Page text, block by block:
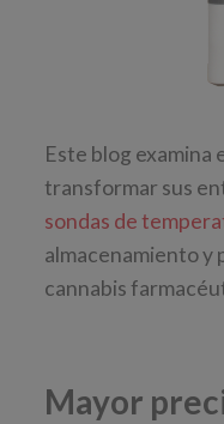
Este blog examina
transformar sus
sondas de
almacenamiento y
cannabis
Mayor